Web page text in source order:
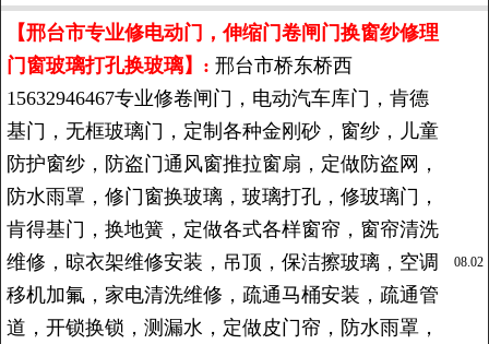
【邢台市专业修电动门，伸缩门卷闸门换窗纱修理
门窗玻璃打孔换玻璃】: 邢台市桥东桥西
15632946467专业修卷闸门，电动汽车库门，肯德
基门，无框玻璃门，定制各种金刚砂，窗纱，儿童
防护窗纱，防盗门通风窗推拉窗扇，定做防盗网，
防水雨罩，修门窗换玻璃，玻璃打孔，修玻璃门，
肯得基门，换地簧，定做各式各样窗帘，窗帘清洗
维修，晾衣架维修安装，吊顶，保洁擦玻璃，空调
移机加氟，家电清洗维修，疏通马桶安装，疏通管
道，开锁换锁，测漏水，定做皮门帘，防水雨罩，
08.02